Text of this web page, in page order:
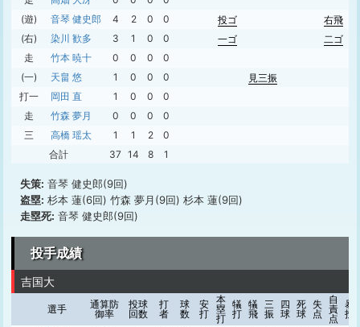
(遊)
音琴 健史郎 4 2 0 0 投ゴ
右飛
(右)
染川 歓多 3 1 0 0 一ゴ
二ゴ
走
竹本 暁十 0 0 0
0
(一)
天畠 悠 1 0 0 0 見三振
打一
岡田 直 1 0 0
0
走
竹森 夢月 0 0 0
0
三
高橋 瑶太 1 1 2
0
合計
37 14 8 1
失策: 音琴 健史郎(9回)
盗塁: 杉本 蓮(6回) 竹森 夢月(9回) 杉本 蓮(9回)
走塁死: 音琴 健史郎(9回)
投手成績
吉国大
選手
通算防
御率
投球
回数
打
者
球
数
安
打
本
塁
打
犠
打
犠
飛
三
振
四
球
死
球
失
点
自
責
点
暴
投